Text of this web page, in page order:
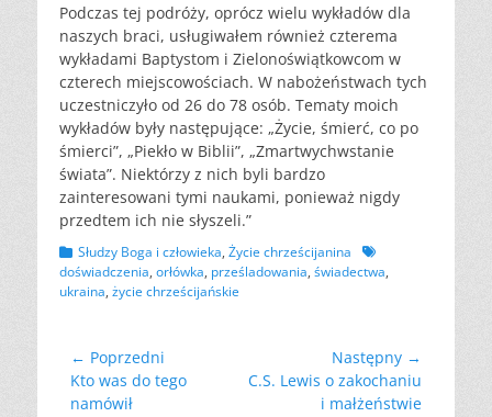
Podczas tej podróży, oprócz wielu wykładów dla
naszych braci, usługiwałem również czterema
wykładami Baptystom i Zielonoświątkowcom w
czterech miejscowościach. W nabożeństwach tych
uczestniczyło od 26 do 78 osób. Tematy moich
wykładów były następujące: „Życie, śmierć, co po
śmierci”, „Piekło w Biblii”, „Zmartwychwstanie
świata”. Niektórzy z nich byli bardzo
zainteresowani tymi naukami, ponieważ nigdy
przedtem ich nie słyszeli.”
Kategorii
Słudzy Boga i człowieka, Życie chrześcijanina
Tagów
doświadczenia, orłówka, prześladowania, świadectwa,
ukraina, życie chrześcijańskie
Nawigacja
wpisu
← Poprzedni
Poprzedni
wpis:
Kto was do tego
namówił
Następny →
Następny
C.S. Lewis o zakochaniu
i małżeństwie